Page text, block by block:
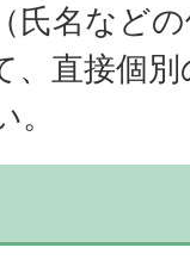
氏名など
、直接個